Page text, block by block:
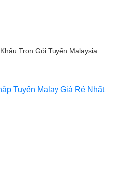
Trọn Gói Tuyến Malaysia